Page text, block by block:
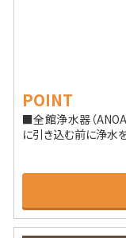
POINT
■全館浄水器（
に引き込む前に浄水